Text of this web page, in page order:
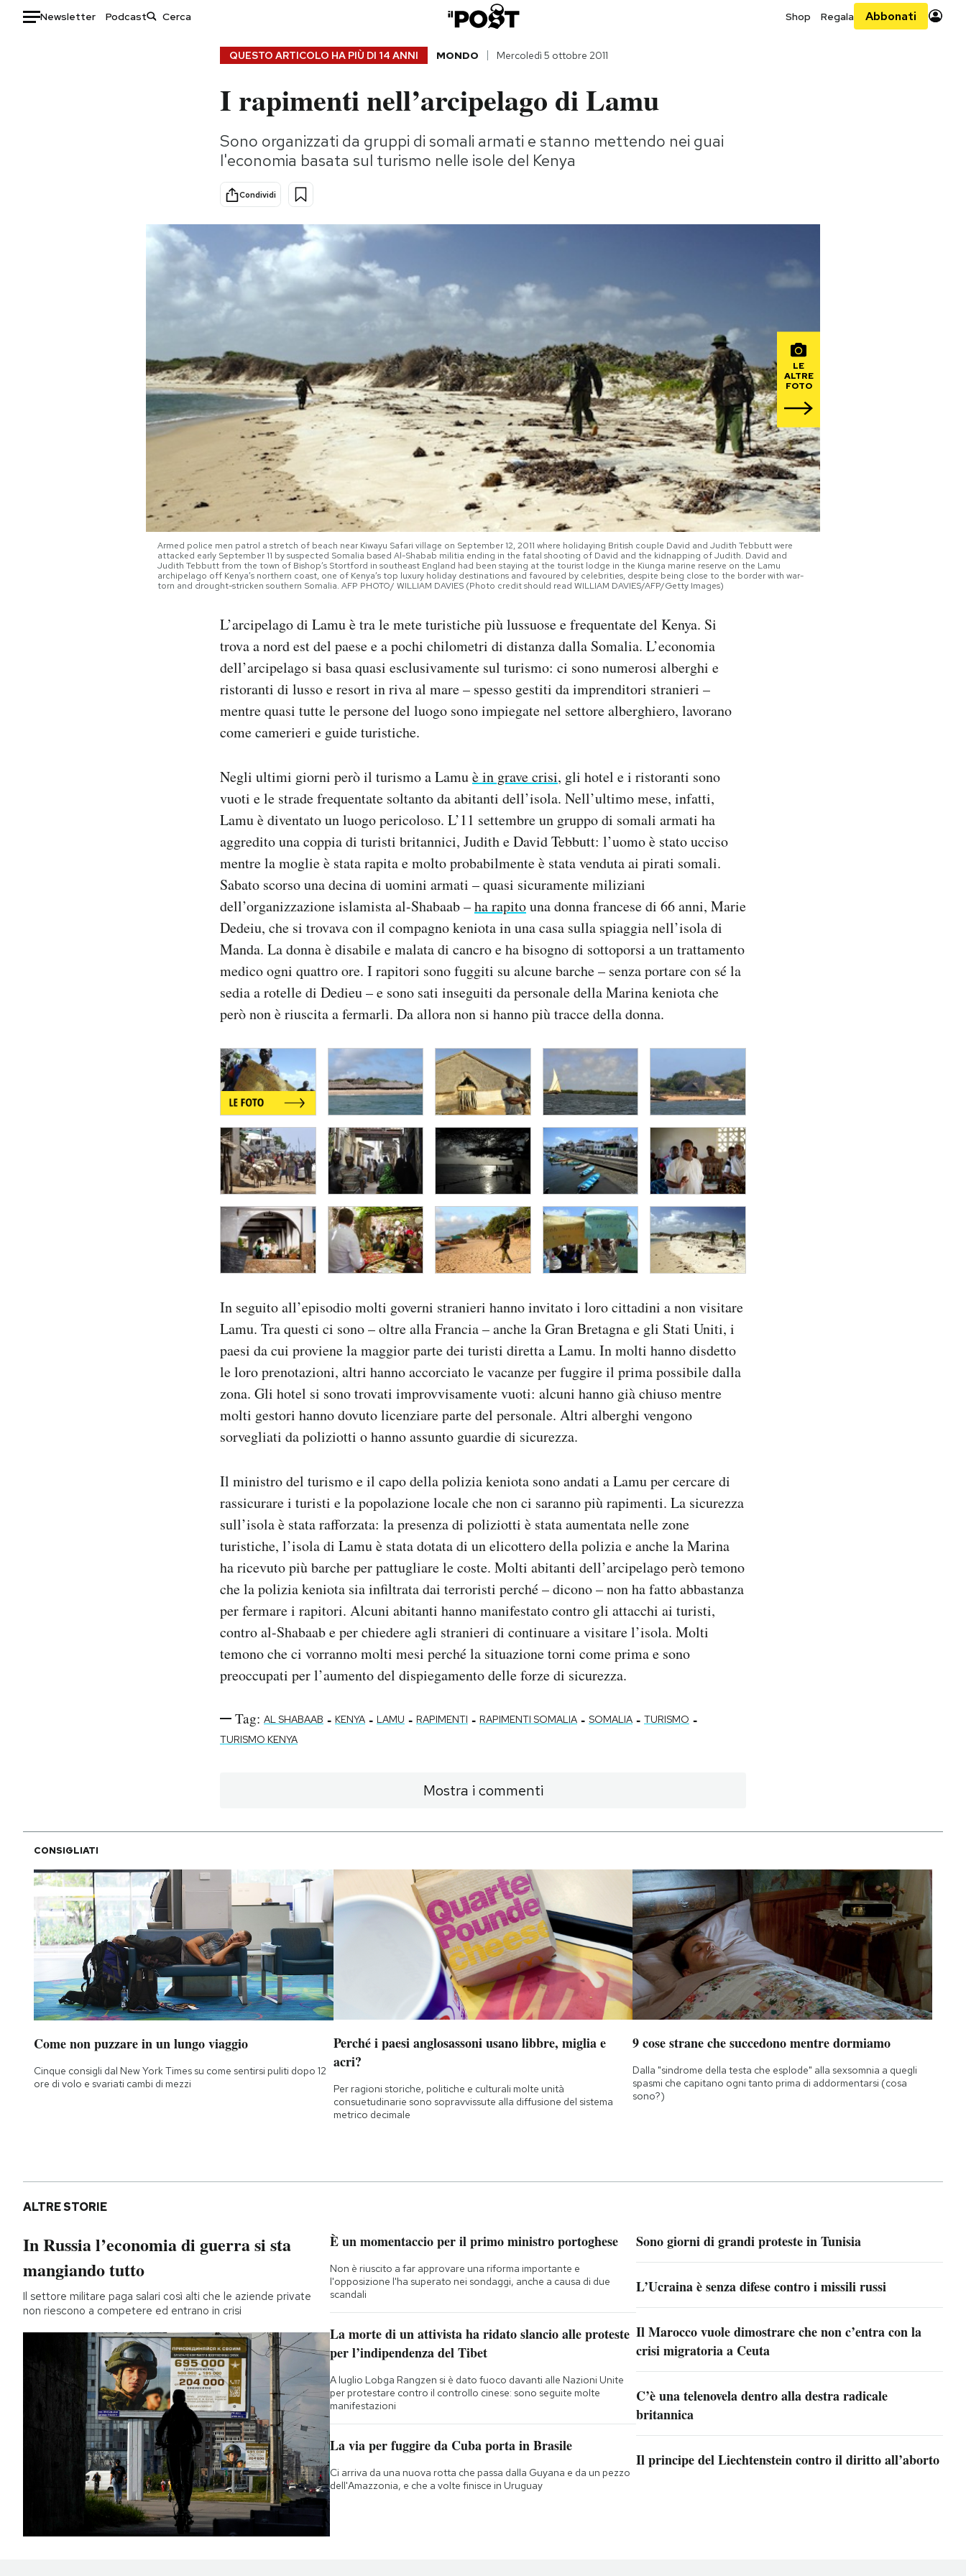
Newsletter Podcast Shop Regala Abbonati
Consumismi
Storie/Idee
Ok Boomer!
Media
Europa
Mondiali calcio 2026
QUESTO ARTICOLO HA PIÙ DI 14 ANNI MONDO Mercoledì 5 ottobre 2011
I rapimenti nell’arcipelago di Lamu
Sono organizzati da gruppi di somali armati e stanno mettendo nei guai
l'economia basata sul turismo nelle isole del Kenya
Condividi
LE
ALTRE
FOTO
Armed police men patrol a stretch of beach near Kiwayu Safari village on September 12, 2011 where holidaying British couple David and Judith Tebbutt were
attacked early September 11 by suspected Somalia based Al-Shabab militia ending in the fatal shooting of David and the kidnapping of Judith. David and
Judith Tebbutt from the town of Bishop’s Stortford in southeast England had been staying at the tourist lodge in the Kiunga marine reserve on the Lamu
archipelago off Kenya’s northern coast, one of Kenya’s top luxury holiday destinations and favoured by celebrities, despite being close to the border with war-
torn and drought-stricken southern Somalia. AFP PHOTO/ WILLIAM DAVIES (Photo credit should read WILLIAM DAVIES/AFP/Getty Images)
L’arcipelago di Lamu è tra le mete turistiche più lussuose e frequentate del Kenya. Si
trova a nord est del paese e a pochi chilometri di distanza dalla Somalia. L’economia
dell’arcipelago si basa quasi esclusivamente sul turismo: ci sono numerosi alberghi e
ristoranti di lusso e resort in riva al mare – spesso gestiti da imprenditori stranieri –
mentre quasi tutte le persone del luogo sono impiegate nel settore alberghiero, lavorano
come camerieri e guide turistiche.
Negli ultimi giorni però il turismo a Lamuè in grave crisi, gli hotel e i ristoranti sono
vuoti e le strade frequentate soltanto da abitanti dell’isola. Nell’ultimo mese, infatti,
Lamu è diventato un luogo pericoloso. L’11 settembre un gruppo di somali armati ha
aggredito una coppia di turisti britannici, Judith e David Tebbutt: l’uomo è stato ucciso
mentre la moglie è stata rapita e molto probabilmente è stata venduta ai pirati somali.
Sabato scorso una decina di uomini armati – quasi sicuramente miliziani
dell’organizzazione islamista al-Shabaab –ha rapitouna donna francese di 66 anni, Marie
Dedeiu, che si trovava con il compagno keniota in una casa sulla spiaggia nell’isola di
Manda. La donna è disabile e malata di cancro e ha bisogno di sottoporsi a un trattamento
medico ogni quattro ore. I rapitori sono fuggiti su alcune barche – senza portare con sé la
sedia a rotelle di Dedieu – e sono sati inseguiti da personale della Marina keniota che
però non è riuscita a fermarli. Da allora non si hanno più tracce della donna.
In seguito all’episodio molti governi stranieri hanno invitato i loro cittadini a non visitare
Lamu. Tra questi ci sono – oltre alla Francia – anche la Gran Bretagna e gli Stati Uniti, i
paesi da cui proviene la maggior parte dei turisti diretta a Lamu. In molti hanno disdetto
le loro prenotazioni, altri hanno accorciato le vacanze per fuggire il prima possibile dalla
zona. Gli hotel si sono trovati improvvisamente vuoti: alcuni hanno già chiuso mentre
molti gestori hanno dovuto licenziare parte del personale. Altri alberghi vengono
sorvegliati da poliziotti o hanno assunto guardie di sicurezza.
Il ministro del turismo e il capo della polizia keniota sono andati a Lamu per cercare di
rassicurare i turisti e la popolazione locale che non ci saranno più rapimenti. La sicurezza
sull’isola è stata rafforzata: la presenza di poliziotti è stata aumentata nelle zone
turistiche, l’isola di Lamu è stata dotata di un elicottero della polizia e anche la Marina
ha ricevuto più barche per pattugliare le coste. Molti abitanti dell’arcipelago però temono
che la polizia keniota sia infiltrata dai terroristi perché – dicono – non ha fatto abbastanza
per fermare i rapitori. Alcuni abitanti hanno manifestato contro gli attacchi ai turisti,
contro al-Shabaab e per chiedere agli stranieri di continuare a visitare l’isola. Molti
temono che ci vorranno molti mesi perché la situazione torni come prima e sono
preoccupati per l’aumento del dispiegamento delle forze di sicurezza.
Tag: AL SHABAAB - KENYA - LAMU - RAPIMENTI - RAPIMENTI SOMALIA - SOMALIA - TURISMO -
TURISMO KENYA
Mostra i commenti
CONSIGLIATI
Come non puzzare in un lungo viaggio
Cinque consigli dal New York Times su come sentirsi puliti dopo 12
ore di volo e svariati cambi di mezzi
Perché i paesi anglosassoni usano libbre, miglia e
acri?
Per ragioni storiche, politiche e culturali molte unità
consuetudinarie sono sopravvissute alla diffusione del sistema
metrico decimale
9 cose strane che succedono mentre dormiamo
Dalla "sindrome della testa che esplode" alla sexsomnia a quegli
spasmi che capitano ogni tanto prima di addormentarsi (cosa
sono?)
ALTRE STORIE
In Russia l’economia di guerra si sta
mangiando tutto
Il settore militare paga salari così alti che le aziende private
non riescono a competere ed entrano in crisi
È un momentaccio per il primo ministro portoghese
Non è riuscito a far approvare una riforma importante e
l'opposizione l'ha superato nei sondaggi, anche a causa di due
scandali
La morte di un attivista ha ridato slancio alle proteste
per l’indipendenza del Tibet
A luglio Lobga Rangzen si è dato fuoco davanti alle Nazioni Unite
per protestare contro il controllo cinese: sono seguite molte
manifestazioni
La via per fuggire da Cuba porta in Brasile
Ci arriva da una nuova rotta che passa dalla Guyana e da un pezzo
dell'Amazzonia, e che a volte finisce in Uruguay
Sono giorni di grandi proteste in Tunisia
L’Ucraina è senza difese contro i missili russi
Il Marocco vuole dimostrare che non c’entra con la
crisi migratoria a Ceuta
C’è una telenovela dentro alla destra radicale
britannica
Il principe del Liechtenstein contro il diritto all’aborto